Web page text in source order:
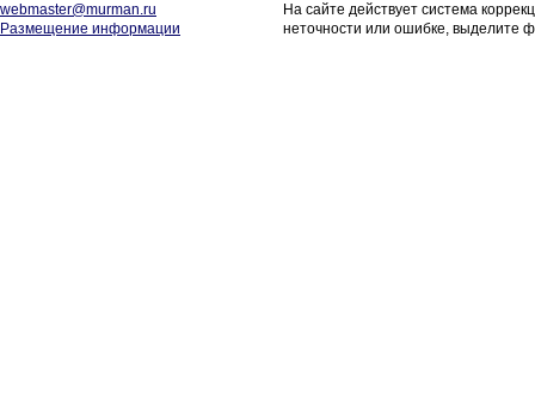
webmaster@murman.ru
Размещение информации
На сайте действует система
неточности или ошибке, выделите